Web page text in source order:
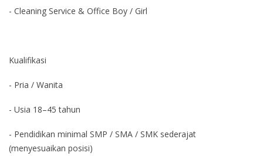
- Cleaning Service & Office Boy / Girl
Kualifikasi
- Pria / Wanita
- Usia 18–45 tahun
- Pendidikan minimal SMP / SMA / SMK sederajat
(menyesuaikan posisi)